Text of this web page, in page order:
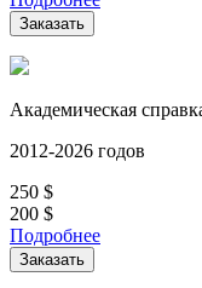
Заказать
Академическая
2012-2026 годов
250 $
200 $
Подробнее
Заказать